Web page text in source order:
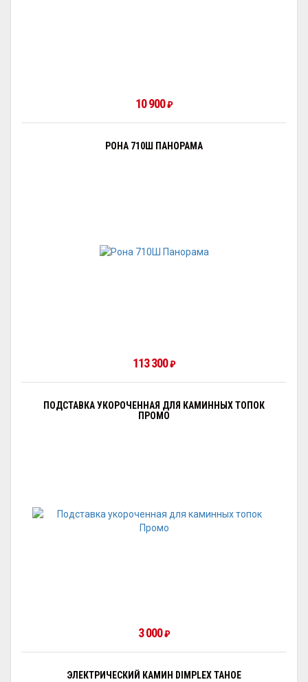
10 900₽
РОНА 710Ш ПАНОРАМА
113 300₽
ПОДСТАВКА УКОРОЧЕННАЯ ДЛЯ КАМИННЫХ ТОПОК
ПРОМО
3 000₽
ЭЛЕКТРИЧЕСКИЙ КАМИН DIMPLEX TAHOE